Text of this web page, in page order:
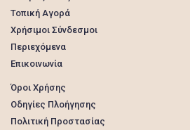
Τοπική Αγορά
Χρήσιμοι Σύνδεσμοι
Περιεχόμενα
Επικοινωνία
Όροι Χρήσης
Οδηγίες Πλοήγησης
Πολιτική Προστασίας